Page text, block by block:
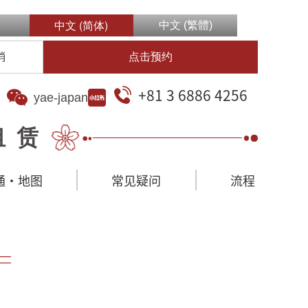
中文 (简体) 中文 (繁體)
点击预约
yae-japan +81 3 6886 4256
赁
·地图 常见疑问 流程